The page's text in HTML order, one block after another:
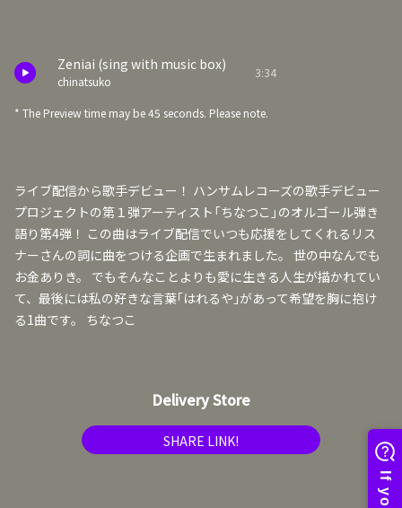
Zeniai (sing with music box)
chinatsuko
3:34
* The Preview time may be 45 seconds. Please note.
ライブ配信から歌手デビュー！ ハンサムレコーズの歌手デビュー
プロジェクトの第１弾アーティスト「ちなつこ」のオルゴール弾き
語り第4弾！ この曲はライブ配信でいつも応援をしてくれるリス
ナーさんの詞に曲をつける企画で生まれました。 世の中なんでも
お金ありき。 でもそんなことよりも愛に生きる人生が描かれてい
て、最後には私の好きな言葉｢はれるや｣があって希望を胸に抱け
る1曲です。 ちなつこ
Delivery Store
SHARE LINK!